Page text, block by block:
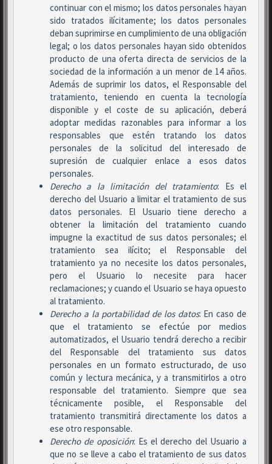
continuar con el mismo; los datos personales hayan
sido tratados ilícitamente; los datos personales
deban suprimirse en cumplimiento de una obligación
legal; o los datos personales hayan sido obtenidos
producto de una oferta directa de servicios de la
sociedad de la información a un menor de 14 años.
Además de suprimir los datos, el Responsable del
tratamiento, teniendo en cuenta la tecnología
disponible y el coste de su aplicación, deberá
adoptar medidas razonables para informar a los
responsables que estén tratando los datos
personales de la solicitud del interesado de
supresión de cualquier enlace a esos datos
personales.
Derecho a la limitación del tratamiento: Es el
derecho del Usuario a limitar el tratamiento de sus
datos personales. El Usuario tiene derecho a
obtener la limitación del tratamiento cuando
impugne la exactitud de sus datos personales; el
tratamiento sea ilícito; el Responsable del
tratamiento ya no necesite los datos personales,
pero el Usuario lo necesite para hacer
reclamaciones; y cuando el Usuario se haya opuesto
al tratamiento.
Derecho a la portabilidad de los datos: En caso de
que el tratamiento se efectúe por medios
automatizados, el Usuario tendrá derecho a recibir
del Responsable del tratamiento sus datos
personales en un formato estructurado, de uso
común y lectura mecánica, y a transmitirlos a otro
responsable del tratamiento. Siempre que sea
técnicamente posible, el Responsable del
tratamiento transmitirá directamente los datos a
ese otro responsable.
Derecho de oposición: Es el derecho del Usuario a
que no se lleve a cabo el tratamiento de sus datos